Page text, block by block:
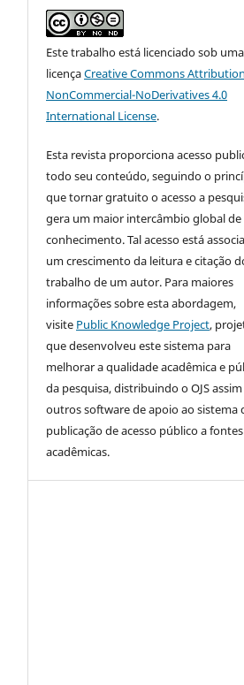
Este trabalho está licenciado sob uma
licençaCreative Commons
NonCommercial-NoDerivatives 4.0
International License.
Esta revista proporciona acesso
todo seu conteúdo, seguindo o
que tornar gratuito o acesso a
gera um maior intercâmbio global de
conhecimento. Tal acesso está
um crescimento da leitura e citação
trabalho de um autor. Para maiores
informações sobre esta abordagem,
visite Public Knowledge Project,
que desenvolveu este sistema para
melhorar a qualidade acadêmica e
da pesquisa, distribuindo o OJS
outros software de apoio ao sistema
publicação de acesso público a fontes
acadêmicas.